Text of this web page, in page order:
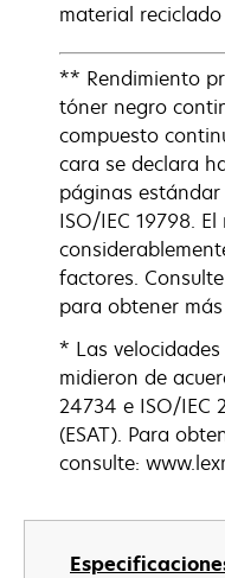
material
** Rendimiento
tóner negro
compuesto
cara se declara
páginas
ISO/IEC 19798.
factores.
para obtener
* Las
midieron de
24734 e ISO/IEC
(ESAT). Para
consulte: